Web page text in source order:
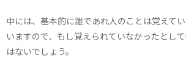
中には、基本的に誰であれ人のことは覚えて
いますので、もし覚えられていなかったとし
はないでしょう。